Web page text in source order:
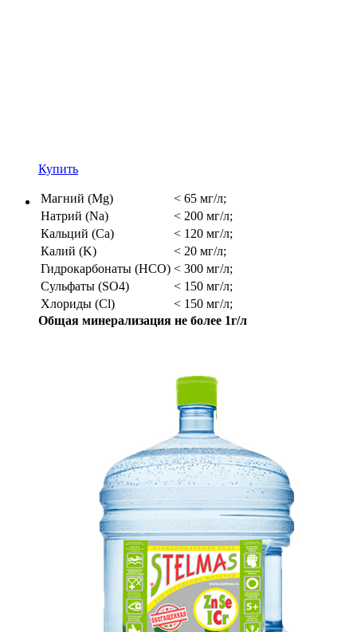
Купить
Магний (Mg)
< 65 мг/л;
Натрий (Na)
< 200 мг/л;
Кальций (Ca)
< 120 мг/л;
Калий (K)
< 20 мг/л;
Гидрокарбонаты (HCO) < 300 мг/л;
Сульфаты (SO4)
< 150 мг/л;
Хлориды (Cl)
< 150 мг/л;
Общая минерализация не более 1г/л